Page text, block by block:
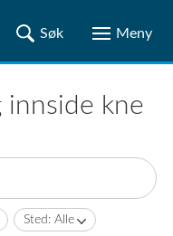
innside kne
Sted: Alle